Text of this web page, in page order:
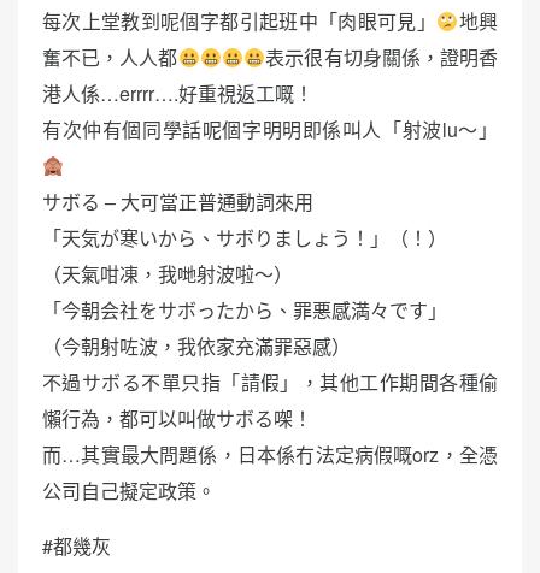
每次上堂教到呢個字都引起班中「肉眼可見」
地興
奮不已，人人都
表示很有切身關係，證明香
港人係…errrr….好重視返工嘅！
有次仲有個同學話呢個字明明即係叫人「射波lu～」
サボる – 大可當正普通動詞來用
「天気が寒いから、サボりましょう！」（！）
（天氣咁凍，我哋射波啦～）
「今朝会社をサボったから、罪悪感満々です」
（今朝射咗波，我依家充滿罪惡感）
不過サボる不單只指「請假」，其他工作期間各種偷
懶行為，都可以叫做サボる㗎！
而…其實最大問題係，日本係冇法定病假嘅orz，全憑
公司自己擬定政策。
#都幾灰